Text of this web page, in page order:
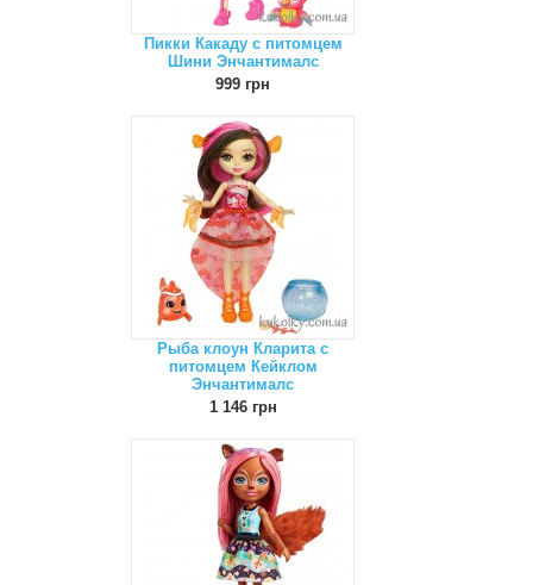
Пикки Какаду с питомцем
Шини Энчантималс
999 грн
Рыба клоун Кларита с
питомцем Кейклом
Энчантималс
1 146 грн